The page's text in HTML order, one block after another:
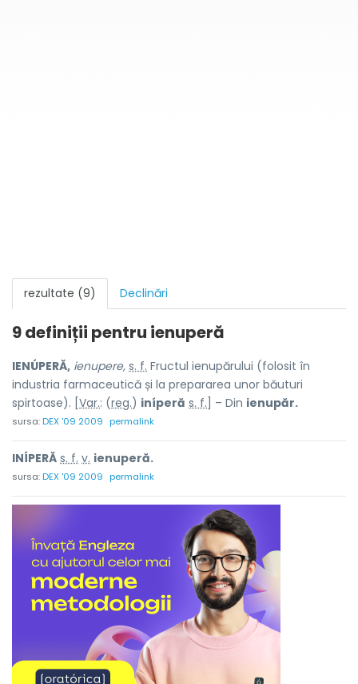
rezultate (9) Declinări
9 definiții pentru ienuperă
IENÚPERĂ, ienupere, s. f. Fructul ienupărului (folosit în
industria farmaceutică și la prepararea unor băuturi
spirtoase). [ Var.: (reg.) iníperă s. f. ] – Din ienupăr.
sursa:DEX '09 2009 permalink
INÍPERĂ s. f. v. ienuperă.
sursa:DEX '09 2009 permalink